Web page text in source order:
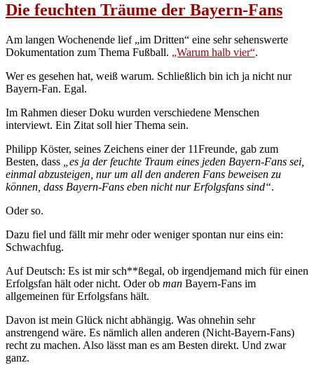
Die feuchten Träume der Bayern-Fans
Am langen Wochenende lief „im Dritten“ eine sehr sehenswerte
Dokumentation zum Thema Fußball. „Warum halb vier“.
Wer es gesehen hat, weiß warum. Schließlich bin ich ja nicht nur
Bayern-Fan. Egal.
Im Rahmen dieser Doku wurden verschiedene Menschen
interviewt. Ein Zitat soll hier Thema sein.
Philipp Köster, seines Zeichens einer der 11Freunde, gab zum
Besten, dass
„es ja der feuchte Traum eines jeden Bayern-Fans sei,
einmal abzusteigen, nur um all den anderen Fans beweisen zu
können, dass Bayern-Fans eben nicht nur Erfolgsfans sind“.
Oder so.
Dazu fiel und fällt mir mehr oder weniger spontan nur eins ein:
Schwachfug.
Auf Deutsch: Es ist mir sch**ßegal, ob irgendjemand mich für einen
Erfolgsfan hält oder nicht. Oder ob man Bayern-Fans im
allgemeinen für Erfolgsfans hält.
Davon ist mein Glück nicht abhängig. Was ohnehin sehr
anstrengend wäre. Es nämlich allen anderen (Nicht-Bayern-Fans)
recht zu machen. Also lässt man es am Besten direkt. Und zwar
ganz.